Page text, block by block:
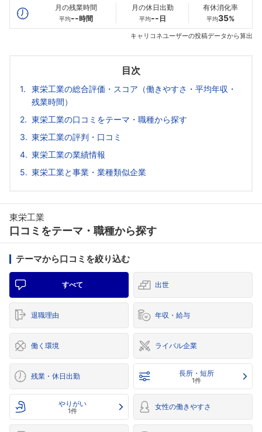
月の残業時間
平均--時間
月の休日出勤
平均-- 日
有休消化率
平均35%
キャリコネユーザーの投稿データから算出
目次
東栄工業の総合評価・スコア（働きやすさ・平均年収・
残業時間）
東栄工業の口コミをテーマ・職種から探す
東栄工業の評判・口コミ
東栄工業の業績情報
東栄工業と事業・業種類似企業
東栄工業
口コミをテーマ・職種から探す
テーマから口コミを絞り込む
すべて 出世
退職理由 年収・給与
働く環境 ライバル企業
残業・休日出勤 長所・短所
1件
やりがい
1件 女性の働きやすさ